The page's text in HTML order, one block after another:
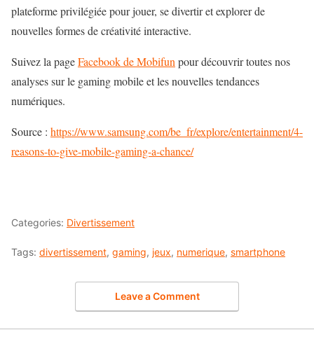
plateforme privilégiée pour jouer, se divertir et explorer de
nouvelles formes de créativité interactive.
Suivez la pageFacebook de Mobifunpour découvrir toutes nos
analyses sur le gaming mobile et les nouvelles tendances
numériques.
Source : https://www.samsung.com/be_fr/explore/entertainment/4-
reasons-to-give-mobile-gaming-a-chance/
Categories: Divertissement
Tags: divertissement, gaming, jeux, numerique, smartphone
Leave a Comment